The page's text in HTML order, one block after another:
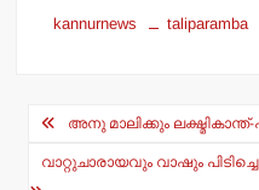
at
A
p
c
b
o
kannurnews taliparamba
Post
navigation
അനു മാലിക്കും
വാറ്റുചാരായവും വാഷും